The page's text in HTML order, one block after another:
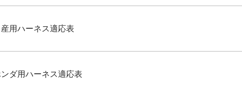
用ハーネス適応表
ダ用ハーネス適応表